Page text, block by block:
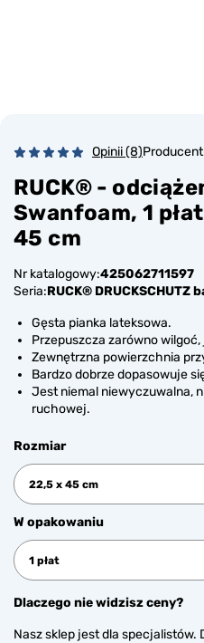
Opinii (8)
RUCK® -
Swanfoam, 1
45 cm
Nr katalogowy:425062711597
Seria:RUCK® DRUCKSCHUTZ
Gęsta pianka lateksowa.
Przepuszcza zarówno
Zewnętrzna powierzchnia
Bardzo dobrze dopasowuje
Jest niemal niewyczuwalna,
ruchowej.
Rozmiar
22,5 x 45 cm
W opakowaniu
1 płat
Dlaczego nie widzisz ceny?
Nasz sklep jest dla